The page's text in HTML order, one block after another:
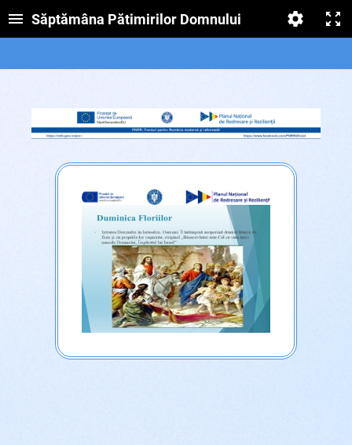
Săptămâna Pătimirilor Domnului